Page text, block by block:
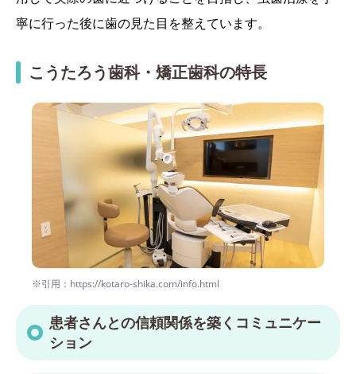
寧に行った後に歯の見た目を整えています。
こうたろう歯科・矯正歯科の特長
※引用：https://kotaro-shika.com/info.html
患者さんとの信頼関係を築くコミュニケー
ション